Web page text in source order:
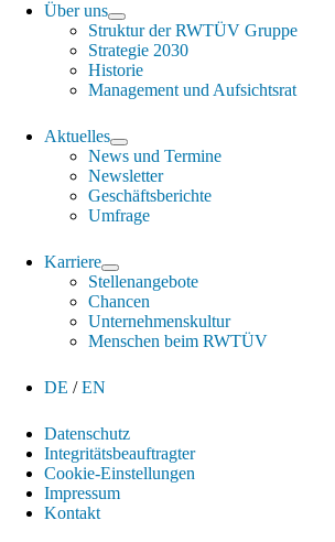
Über uns
Struktur der RWTÜV Gruppe
Strategie 2030
Historie
Management und Aufsichtsrat
Aktuelles
News und Termine
Newsletter
Geschäftsberichte
Umfrage
Karriere
Stellenangebote
Chancen
Unternehmenskultur
Menschen beim RWTÜV
DE / EN
Datenschutz
Integritätsbeauftragter
Cookie-Einstellungen
Impressum
Kontakt